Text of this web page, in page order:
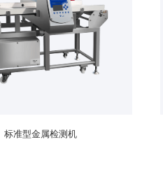
标准型金属检测机